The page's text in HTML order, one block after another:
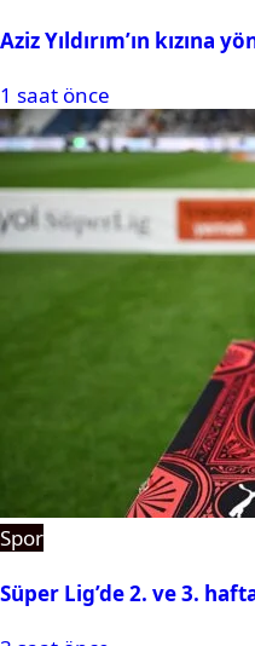
Aziz Yıldırım’ın kızına
1 saat önce
Spor
Süper Lig’de 2. ve 3.